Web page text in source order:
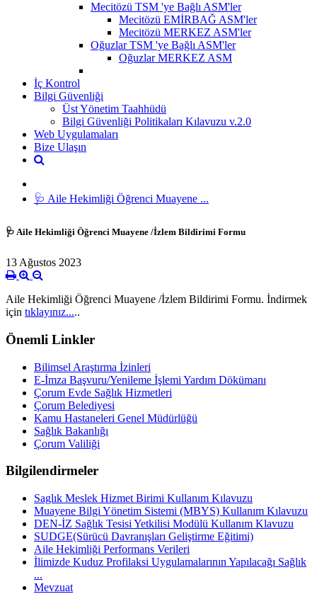
Mecitözü TSM 'ye Bağlı ASM'ler
Mecitözü EMİRBAĞ ASM'ler
Mecitözü MERKEZ ASM'ler
Oğuzlar TSM 'ye Bağlı ASM'ler
Oğuzlar MERKEZ ASM
İç Kontrol
Bilgi Güvenliği
Üst Yönetim Taahhüdü
Bilgi Güvenliği Politikaları Kılavuzu v.2.0
Web Uygulamaları
Bize Ulaşın
🩺 Aile Hekimliği Öğrenci Muayene ...
🩺 Aile Hekimliği Öğrenci Muayene /İzlem Bildirimi Formu
13 Ağustos 2023
Aile Hekimliği Öğrenci Muayene /İzlem Bildirimi Formu. İndirmek
için tıklayınız.....
Önemli Linkler
Bilimsel Araştırma İzinleri
E-İmza Başvuru/Yenileme İşlemi Yardım Dökümanı
Çorum Evde Sağlık Hizmetleri
Çorum Belediyesi
Kamu Hastaneleri Genel Müdürlüğü
Sağlık Bakanlığı
Çorum Valiliği
Bilgilendirmeler
Saglık Meslek Hizmet Birimi Kullanım Kılavuzu
Muayene Bilgi Yönetim Sistemi (MBYS) Kullanım Kılavuzu
DEN-İZ Sağlık Tesisi Yetkilisi Modülü Kullanım Klavuzu
SUDGE(Sürücü Davranışları Geliştirme Eğitimi)
Aile Hekimliği Performans Verileri
İlimizde Kuduz Profilaksi Uygulamalarının Yapılacağı Sağlık
...
Mevzuat